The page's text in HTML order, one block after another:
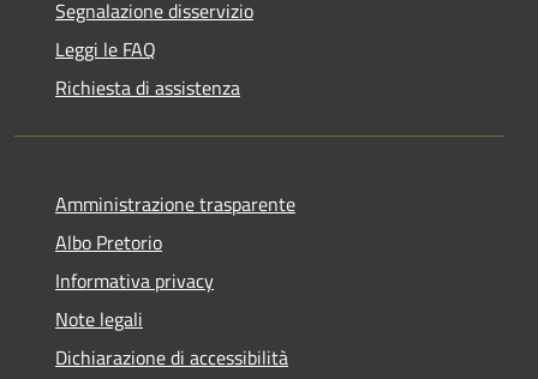
Segnalazione disservizio
Leggi le FAQ
Richiesta di assistenza
Amministrazione trasparente
Albo Pretorio
Informativa privacy
Note legali
Dichiarazione di accessibilità